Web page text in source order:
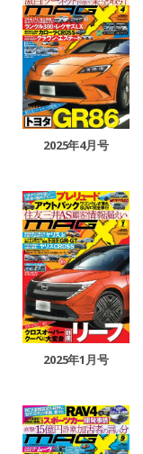
2025年4月号
2025年1月号